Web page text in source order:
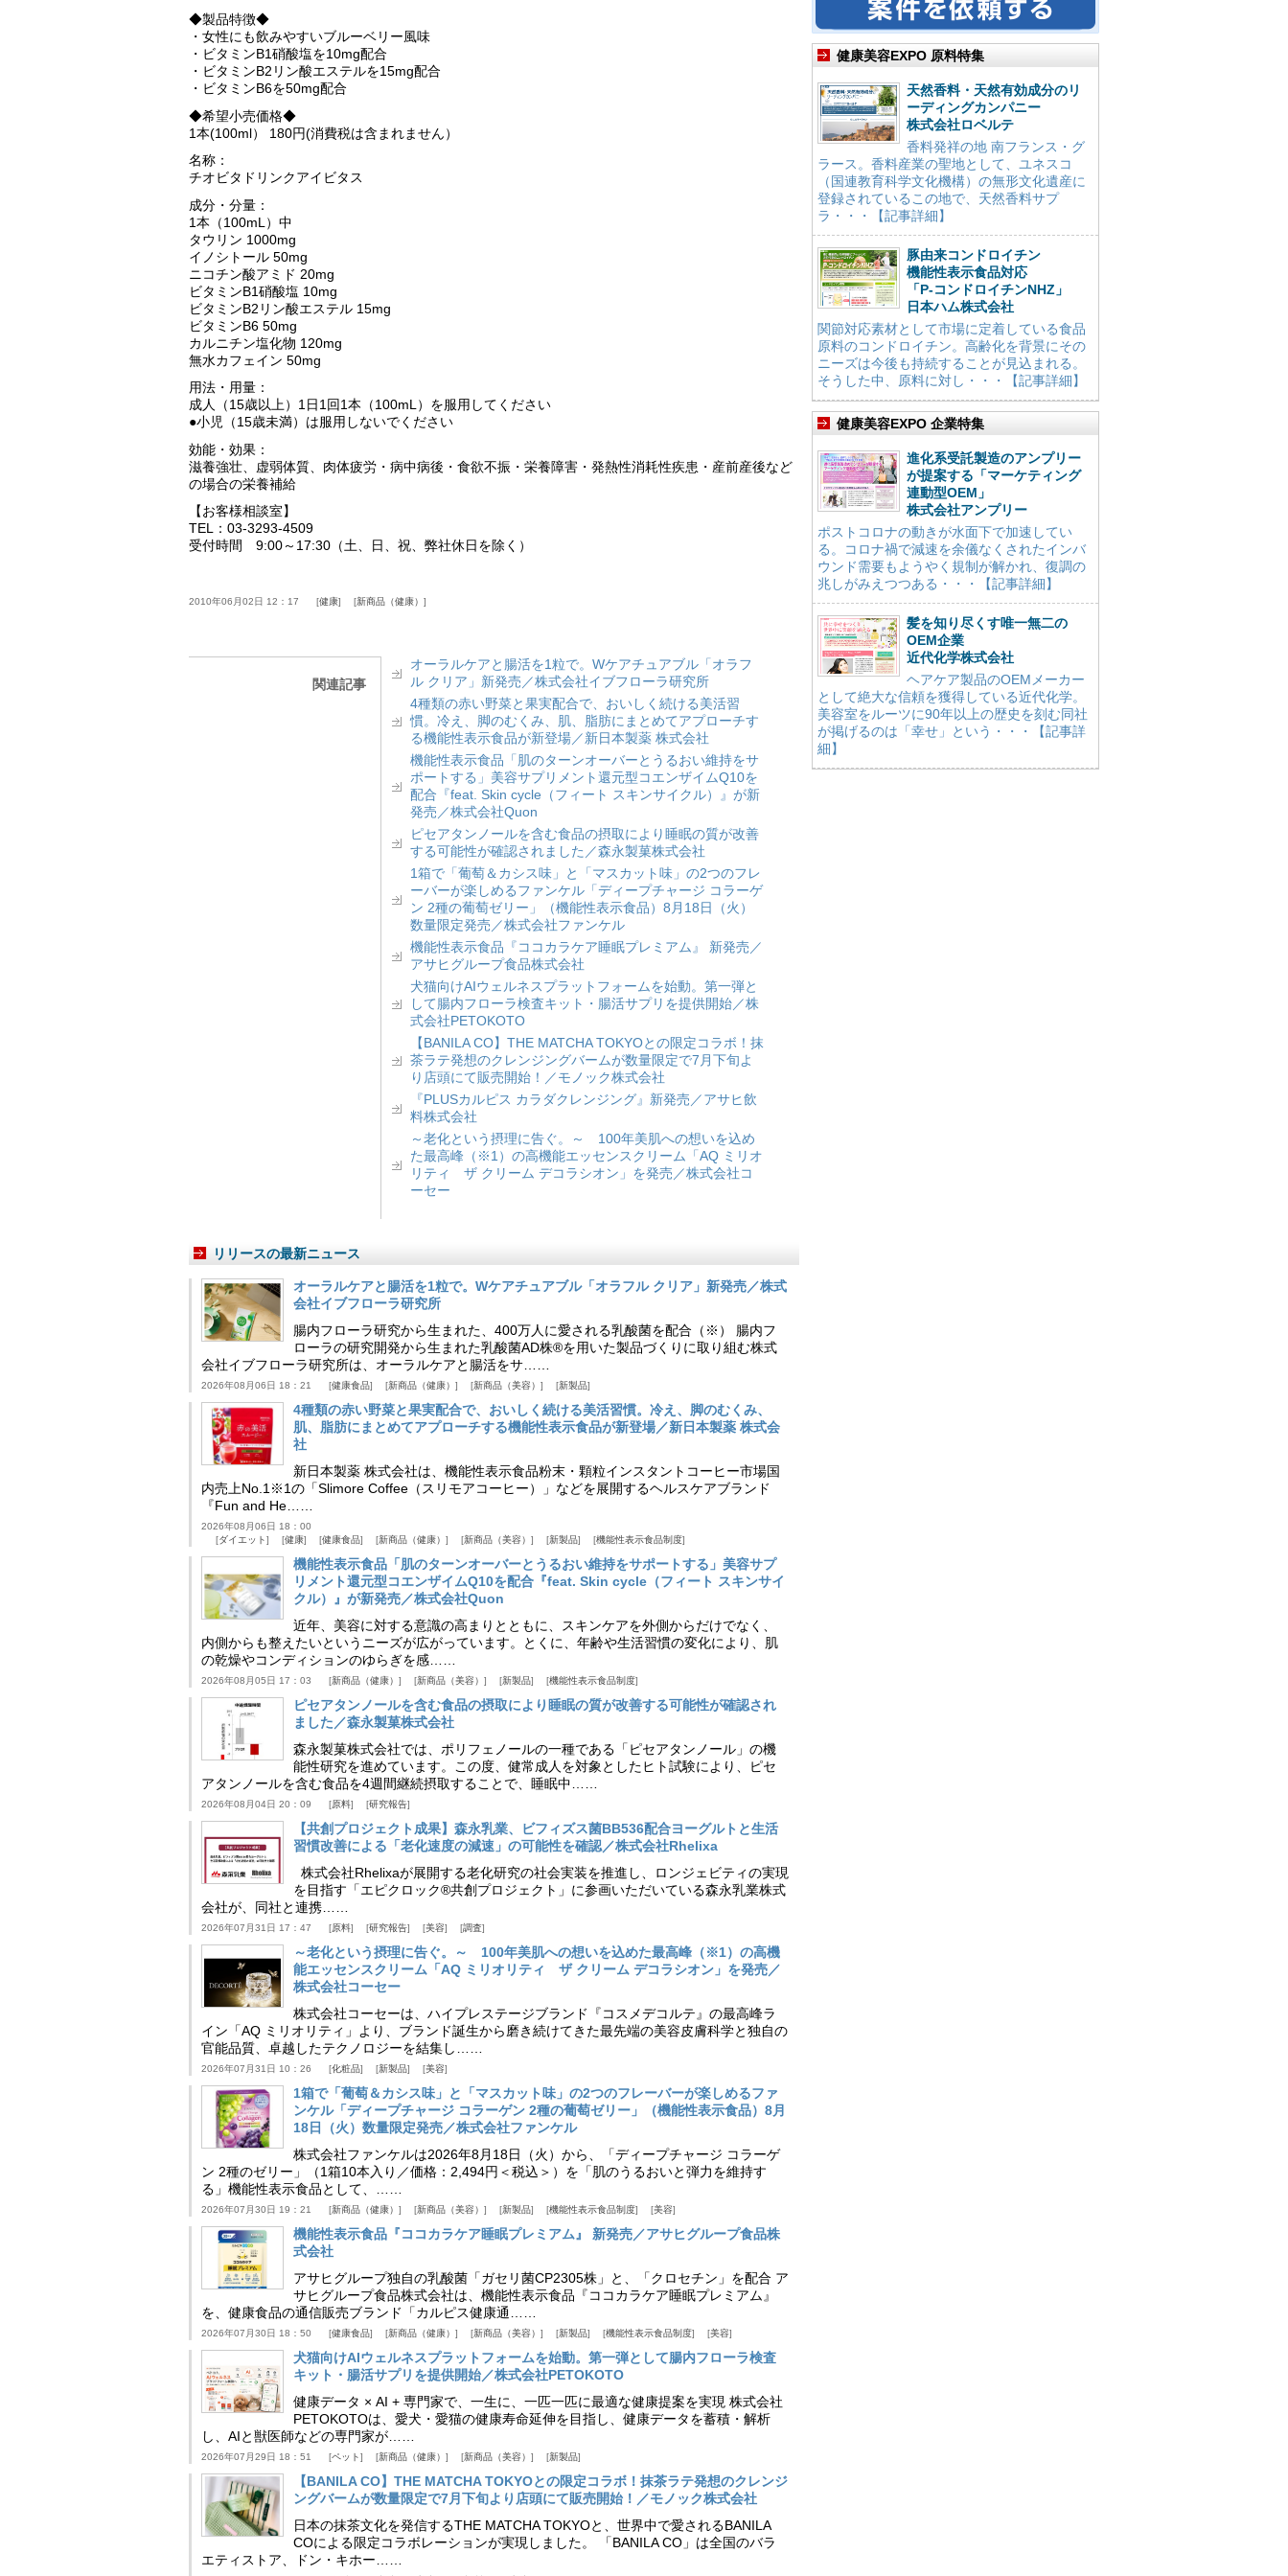
◆製品特徴◆
・女性にも飲みやすいブルーベリー風味
・ビタミンB1硝酸塩を10mg配合
・ビタミンB2リン酸エステルを15mg配合
・ビタミンB6を50mg配合
◆希望小売価格◆
1本(100ml） 180円(消費税は含まれません）
名称：
チオビタドリンクアイビタス
成分・分量：
1本（100mL）中
タウリン 1000mg
イノシトール 50mg
ニコチン酸アミド 20mg
ビタミンB1硝酸塩 10mg
ビタミンB2リン酸エステル 15mg
ビタミンB6 50mg
カルニチン塩化物 120mg
無水カフェイン 50mg
用法・用量：
成人（15歳以上）1日1回1本（100mL）を服用してください
●小児（15歳未満）は服用しないでください
効能・効果：
滋養強壮、虚弱体質、肉体疲労・病中病後・食欲不振・栄養障害・発熱性消耗性疾患・産前産後など
の場合の栄養補給
【お客様相談室】
TEL：03-3293-4509
受付時間 9:00～17:30（土、日、祝、弊社休日を除く）
2010年06月02日 12：17 健康 新商品（健康）
関連記事
オーラルケアと腸活を1粒で。Wケアチュアブル「オラフ
ル クリア」新発売／株式会社イブフローラ研究所
4種類の赤い野菜と果実配合で、おいしく続ける美活習
慣。冷え、脚のむくみ、肌、脂肪にまとめてアプローチす
る機能性表示食品が新登場／新日本製薬 株式会社
機能性表示食品「肌のターンオーバーとうるおい維持をサ
ポートする」美容サプリメント還元型コエンザイムQ10を
配合『feat. Skin cycle（フィート スキンサイクル）』が新
発売／株式会社Quon
ピセアタンノールを含む食品の摂取により睡眠の質が改善
する可能性が確認されました／森永製菓株式会社
1箱で「葡萄＆カシス味」と「マスカット味」の2つのフレ
ーバーが楽しめるファンケル「ディープチャージ コラーゲ
ン 2種の葡萄ゼリー」（機能性表示食品）8月18日（火）
数量限定発売／株式会社ファンケル
機能性表示食品『ココカラケア睡眠プレミアム』 新発売／
アサヒグループ食品株式会社
犬猫向けAIウェルネスプラットフォームを始動。第一弾と
して腸内フローラ検査キット・腸活サプリを提供開始／株
式会社PETOKOTO
【BANILA CO】THE MATCHA TOKYOとの限定コラボ！抹
茶ラテ発想のクレンジングバームが数量限定で7月下旬よ
り店頭にて販売開始！／モノック株式会社
『PLUSカルピス カラダクレンジング』新発売／アサヒ飲
料株式会社
～老化という摂理に告ぐ。～ 100年美肌への想いを込め
た最高峰（※1）の高機能エッセンスクリーム「AQ ミリオ
リティ ザ クリーム デコラシオン」を発売／株式会社コ
ーセー
リリースの最新ニュース
オーラルケアと腸活を1粒で。Wケアチュアブル「オラフル クリア」新発売／株式
会社イブフローラ研究所
腸内フローラ研究から生まれた、400万人に愛される乳酸菌を配合（※） 腸内フ
ローラの研究開発から生まれた乳酸菌AD株®を用いた製品づくりに取り組む株式
会社イブフローラ研究所は、オーラルケアと腸活をサ……
2026年08月06日 18：21 健康食品 新商品（健康） 新商品（美容） 新製品
4種類の赤い野菜と果実配合で、おいしく続ける美活習慣。冷え、脚のむくみ、
肌、脂肪にまとめてアプローチする機能性表示食品が新登場／新日本製薬 株式会
社
新日本製薬 株式会社は、機能性表示食品粉末・顆粒インスタントコーヒー市場国
内売上No.1※1の「Slimore Coffee（スリモアコーヒー）」などを展開するヘルスケアブランド
『Fun and He……
2026年08月06日 18：00
ダイエット
健康 健康食品 新商品（健康） 新商品（美容） 新製品 機能性表示食品制度
機能性表示食品「肌のターンオーバーとうるおい維持をサポートする」美容サプ
リメント還元型コエンザイムQ10を配合『feat. Skin cycle（フィート スキンサイ
クル）』が新発売／株式会社Quon
近年、美容に対する意識の高まりとともに、スキンケアを外側からだけでなく、
内側からも整えたいというニーズが広がっています。とくに、年齢や生活習慣の変化により、肌
の乾燥やコンディションのゆらぎを感……
2026年08月05日 17：03 新商品（健康） 新商品（美容） 新製品 機能性表示食品制度
ピセアタンノールを含む食品の摂取により睡眠の質が改善する可能性が確認され
ました／森永製菓株式会社
森永製菓株式会社では、ポリフェノールの一種である「ピセアタンノール」の機
能性研究を進めています。この度、健常成人を対象としたヒト試験により、ピセ
アタンノールを含む食品を4週間継続摂取することで、睡眠中……
2026年08月04日 20：09 原料 研究報告
【共創プロジェクト成果】森永乳業、ビフィズス菌BB536配合ヨーグルトと生活
習慣改善による「老化速度の減速」の可能性を確認／株式会社Rhelixa
株式会社Rhelixaが展開する老化研究の社会実装を推進し、ロンジェビティの実現
を目指す「エピクロック®共創プロジェクト」に参画いただいている森永乳業株式
会社が、同社と連携……
2026年07月31日 17：47 原料 研究報告 美容 調査
～老化という摂理に告ぐ。～ 100年美肌への想いを込めた最高峰（※1）の高機
能エッセンスクリーム「AQ ミリオリティ ザ クリーム デコラシオン」を発売／
株式会社コーセー
株式会社コーセーは、ハイプレステージブランド『コスメデコルテ』の最高峰ラ
イン「AQ ミリオリティ」より、ブランド誕生から磨き続けてきた最先端の美容皮膚科学と独自の
官能品質、卓越したテクノロジーを結集し……
2026年07月31日 10：26 化粧品 新製品 美容
1箱で「葡萄＆カシス味」と「マスカット味」の2つのフレーバーが楽しめるファ
ンケル「ディープチャージ コラーゲン 2種の葡萄ゼリー」（機能性表示食品）8月
18日（火）数量限定発売／株式会社ファンケル
株式会社ファンケルは2026年8月18日（火）から、「ディープチャージ コラーゲ
ン 2種のゼリー」（1箱10本入り／価格：2,494円＜税込＞）を「肌のうるおいと弾力を維持す
る」機能性表示食品として、……
2026年07月30日 19：21 新商品（健康） 新商品（美容） 新製品 機能性表示食品制度 美容
機能性表示食品『ココカラケア睡眠プレミアム』 新発売／アサヒグループ食品株
式会社
アサヒグループ独自の乳酸菌「ガセリ菌CP2305株」と、「クロセチン」を配合 ア
サヒグループ食品株式会社は、機能性表示食品『ココカラケア睡眠プレミアム』
を、健康食品の通信販売ブランド「カルピス健康通……
2026年07月30日 18：50 健康食品 新商品（健康） 新商品（美容） 新製品 機能性表示食品制度 美容
犬猫向けAIウェルネスプラットフォームを始動。第一弾として腸内フローラ検査
キット・腸活サプリを提供開始／株式会社PETOKOTO
健康データ × AI + 専門家で、一生に、一匹一匹に最適な健康提案を実現 株式会社
PETOKOTOは、愛犬・愛猫の健康寿命延伸を目指し、健康データを蓄積・解析
し、AIと獣医師などの専門家が……
2026年07月29日 18：51 ペット 新商品（健康） 新商品（美容） 新製品
【BANILA CO】THE MATCHA TOKYOとの限定コラボ！抹茶ラテ発想のクレンジ
ングバームが数量限定で7月下旬より店頭にて販売開始！／モノック株式会社
日本の抹茶文化を発信するTHE MATCHA TOKYOと、世界中で愛されるBANILA
COによる限定コラボレーションが実現しました。 「BANILA CO」は全国のバラ
エティストア、ドン・キホー……
健康美容EXPO 原料特集
天然香料・天然有効成分のリ
ーディングカンパニー
株式会社ロベルテ
香料発祥の地 南フランス・グ
ラース。香料産業の聖地として、ユネスコ
（国連教育科学文化機構）の無形文化遺産に
登録されているこの地で、天然香料サプ
ラ・・・【記事詳細】
豚由来コンドロイチン
機能性表示食品対応
「P-コンドロイチンNHZ」
日本ハム株式会社
関節対応素材として市場に定着している食品
原料のコンドロイチン。高齢化を背景にその
ニーズは今後も持続することが見込まれる。
そうした中、原料に対し・・・【記事詳細】
健康美容EXPO 企業特集
進化系受託製造のアンプリー
が提案する「マーケティング
連動型OEM」
株式会社アンプリー
ポストコロナの動きが水面下で加速してい
る。コロナ禍で減速を余儀なくされたインバ
ウンド需要もようやく規制が解かれ、復調の
兆しがみえつつある・・・【記事詳細】
髪を知り尽くす唯一無二の
OEM企業
近代化学株式会社
ヘアケア製品のOEMメーカー
として絶大な信頼を獲得している近代化学。
美容室をルーツに90年以上の歴史を刻む同社
が掲げるのは「幸せ」という・・・【記事詳
細】